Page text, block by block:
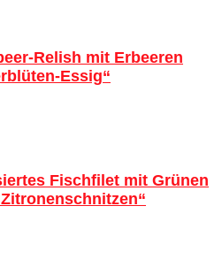
Relish mit Erbeeren
Essig“
Fischfilet mit Grünen